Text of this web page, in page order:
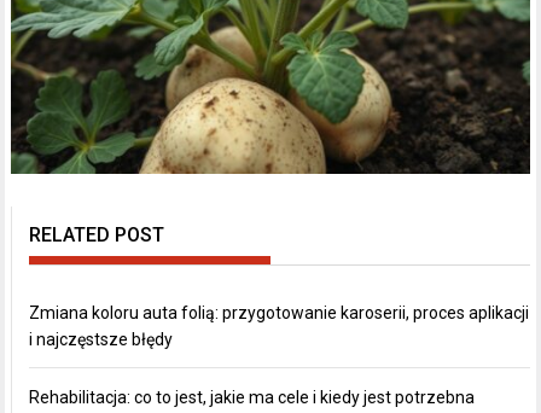
RELATED POST
Zmiana koloru auta folią: przygotowanie karoserii, proces aplikacji
i najczęstsze błędy
Rehabilitacja: co to jest, jakie ma cele i kiedy jest potrzebna